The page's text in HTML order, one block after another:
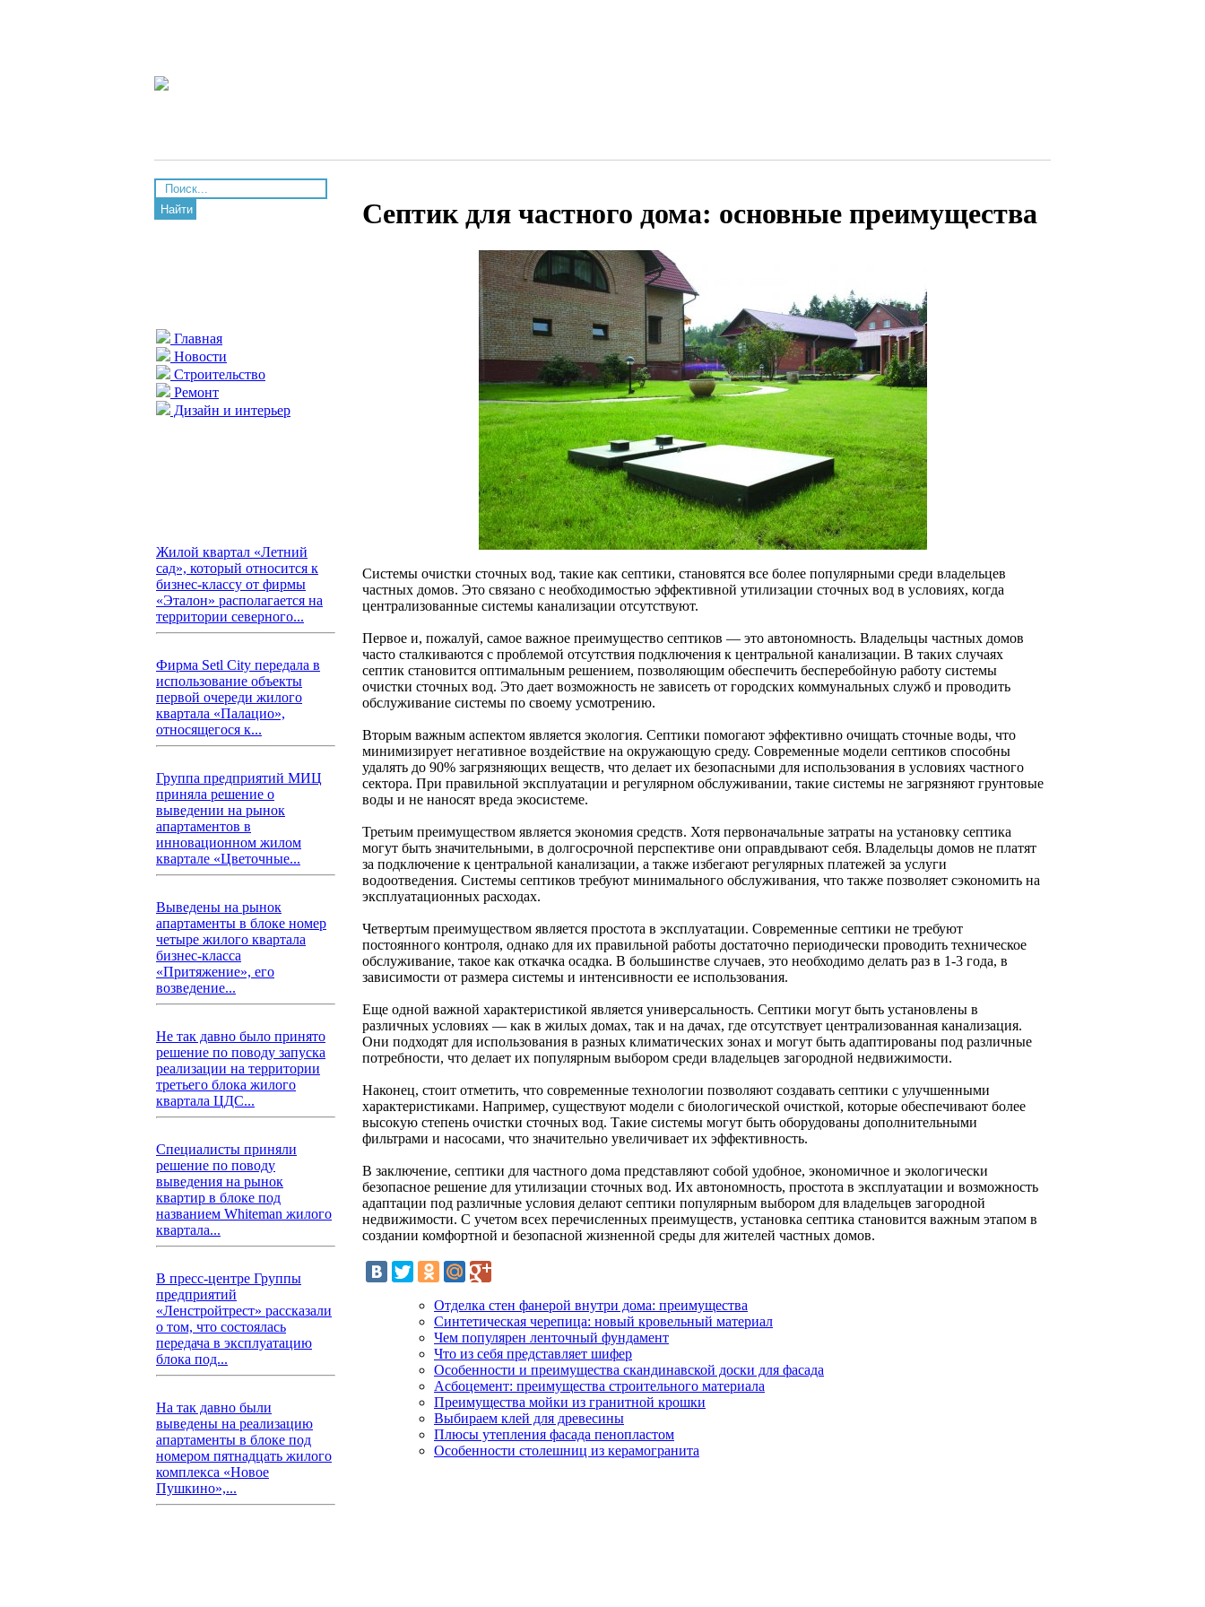
Найти
Главная
Новости
Строительство
Ремонт
Дизайн и интерьер
Жилой квартал «Летний
сад», который относится к
бизнес-классу от фирмы
«Эталон» располагается на
территории северного...
Фирма Setl City передала в
использование объекты
первой очереди жилого
квартала «Палацио»,
относящегося к...
Группа предприятий МИЦ
приняла решение о
выведении на рынок
апартаментов в
инновационном жилом
квартале «Цветочные...
Выведены на рынок
апартаменты в блоке номер
четыре жилого квартала
бизнес-класса
«Притяжение», его
возведение...
Не так давно было принято
решение по поводу запуска
реализации на территории
третьего блока жилого
квартала ЦДС...
Специалисты приняли
решение по поводу
выведения на рынок
квартир в блоке под
названием Whiteman жилого
квартала...
В пресс-центре Группы
предприятий
«Ленстройтрест» рассказали
о том, что состоялась
передача в эксплуатацию
блока под...
На так давно были
выведены на реализацию
апартаменты в блоке под
номером пятнадцать жилого
комплекса «Новое
Пушкино»,...
Септик для частного дома: основные преимущества
Системы очистки сточных вод, такие как септики, становятся все более популярными среди владельцев
частных домов. Это связано с необходимостью эффективной утилизации сточных вод в условиях, когда
централизованные системы канализации отсутствуют.
Первое и, пожалуй, самое важное преимущество септиков — это автономность. Владельцы частных домов
часто сталкиваются с проблемой отсутствия подключения к центральной канализации. В таких случаях
септик становится оптимальным решением, позволяющим обеспечить бесперебойную работу системы
очистки сточных вод. Это дает возможность не зависеть от городских коммунальных служб и проводить
обслуживание системы по своему усмотрению.
Вторым важным аспектом является экология. Септики помогают эффективно очищать сточные воды, что
минимизирует негативное воздействие на окружающую среду. Современные модели септиков способны
удалять до 90% загрязняющих веществ, что делает их безопасными для использования в условиях частного
сектора. При правильной эксплуатации и регулярном обслуживании, такие системы не загрязняют грунтовые
воды и не наносят вреда экосистеме.
Третьим преимуществом является экономия средств. Хотя первоначальные затраты на установку септика
могут быть значительными, в долгосрочной перспективе они оправдывают себя. Владельцы домов не платят
за подключение к центральной канализации, а также избегают регулярных платежей за услуги
водоотведения. Системы септиков требуют минимального обслуживания, что также позволяет сэкономить на
эксплуатационных расходах.
Четвертым преимуществом является простота в эксплуатации. Современные септики не требуют
постоянного контроля, однако для их правильной работы достаточно периодически проводить техническое
обслуживание, такое как откачка осадка. В большинстве случаев, это необходимо делать раз в 1-3 года, в
зависимости от размера системы и интенсивности ее использования.
Еще одной важной характеристикой является универсальность. Септики могут быть установлены в
различных условиях — как в жилых домах, так и на дачах, где отсутствует централизованная канализация.
Они подходят для использования в разных климатических зонах и могут быть адаптированы под различные
потребности, что делает их популярным выбором среди владельцев загородной недвижимости.
Наконец, стоит отметить, что современные технологии позволяют создавать септики с улучшенными
характеристиками. Например, существуют модели с биологической очисткой, которые обеспечивают более
высокую степень очистки сточных вод. Такие системы могут быть оборудованы дополнительными
фильтрами и насосами, что значительно увеличивает их эффективность.
В заключение, септики для частного дома представляют собой удобное, экономичное и экологически
безопасное решение для утилизации сточных вод. Их автономность, простота в эксплуатации и возможность
адаптации под различные условия делают септики популярным выбором для владельцев загородной
недвижимости. С учетом всех перечисленных преимуществ, установка септика становится важным этапом в
создании комфортной и безопасной жизненной среды для жителей частных домов.
Отделка стен фанерой внутри дома: преимущества
Синтетическая черепица: новый кровельный материал
Чем популярен ленточный фундамент
Что из себя представляет шифер
Особенности и преимущества скандинавской доски для фасада
Асбоцемент: преимущества строительного материала
Преимущества мойки из гранитной крошки
Выбираем клей для древесины
Плюсы утепления фасада пенопластом
Особенности столешниц из керамогранита